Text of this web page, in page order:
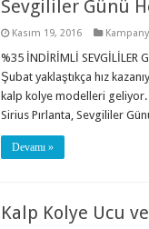
Sevgililer Günü
Kasım 19, 2016
%35 İNDİRİMLİ
Şubat yaklaştıkça hız
kalp kolye modelleri geliyor.
Sirius Pırlanta, Sevgililer
Devamı »
Kalp Kolye Ucu